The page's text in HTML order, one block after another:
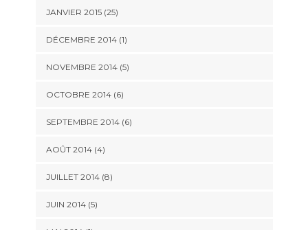
JANVIER 2015 (25)
DÉCEMBRE 2014 (1)
NOVEMBRE 2014 (5)
OCTOBRE 2014 (6)
SEPTEMBRE 2014 (6)
AOÛT 2014 (4)
JUILLET 2014 (8)
JUIN 2014 (5)